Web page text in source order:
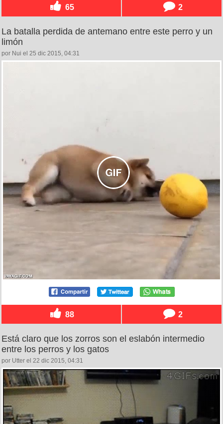
65 2
La batalla perdida de antemano entre este perro y un
limón
por Nui el 25 dic 2015, 04:31
88 2
Está claro que los zorros son el eslabón intermedio
entre los perros y los gatos
por Utter el 22 dic 2015, 04:31